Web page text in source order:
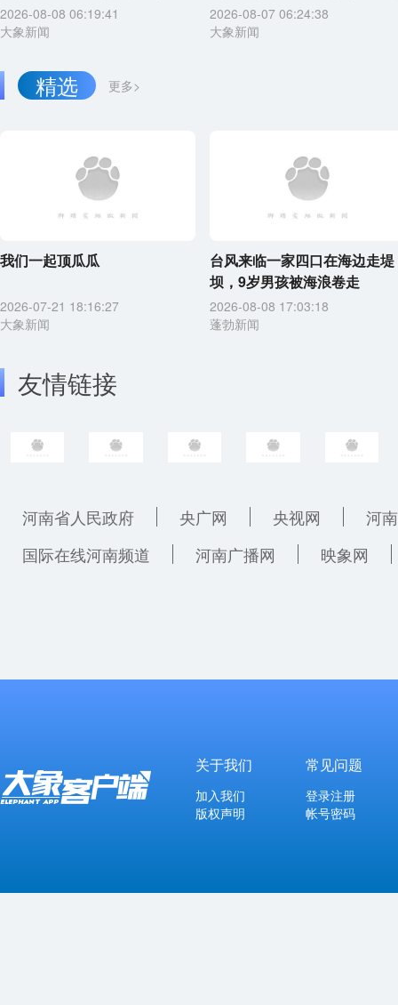
2026-08-08 06:19:41
大象新闻
2026-08-07 06:24:38
大象新闻
更多>
精选
我们一起顶瓜瓜
2026-07-21 18:16:27
大象新闻
台风来临一家四口在海边走堤
坝，9岁男孩被海浪卷走
2026-08-08 17:03:18
蓬勃新闻
友情链接
河南省人民政府 央广网 央视网
河
国际在线河南频道
河南广播网 映象网
关于我们
加入我们
版权声明
常见问题
登录注册
帐号密码